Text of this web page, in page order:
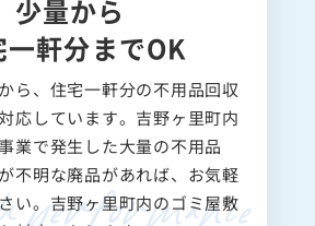
少量から
一軒分までOK
ら、住宅一軒分の不用品回収
応しています。吉野ヶ里町内
業で発生した大量の不用品
不明な廃品があれば、お気軽
い。吉野ヶ里町内のゴミ屋敷